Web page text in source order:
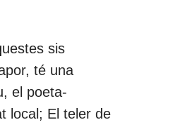
sis
té una
el poeta-
local; El teler de